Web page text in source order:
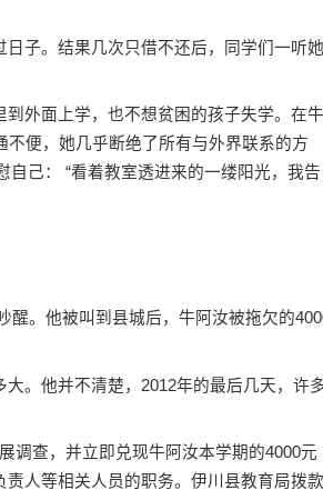
子。结果几次只借不还后，同学们一听她
外面上学，也不想贫困的孩子失学。在牛
便，她几乎断绝了所有与外界联系的方
己： “看着教室透进来的一缕阳光，我告
。他被叫到县城后，牛阿汝被拖欠的
。他并不清楚，2012年的最后几天，许
查，并立即兑现牛阿汝本学期的4000元
人等相关人员的职务。伊川县教育局拨